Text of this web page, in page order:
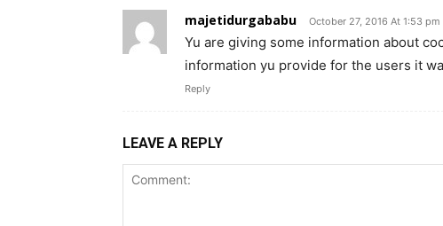
majetidurgababu October 27, 2016 At 1:53 pm
Yu are giving some information about
information yu provide for the users it
Reply
LEAVE A REPLY